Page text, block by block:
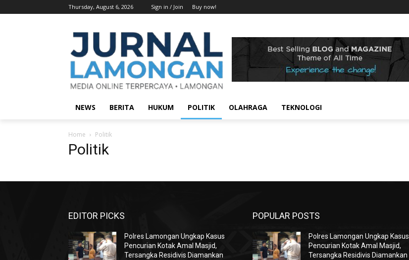
Thursday, August 6, 2026 Sign in / Join Buy now!
NEWS BERITA HUKUM POLITIK OLAHRAGA TEKNOLOGI
Home Politik
Politik
EDITOR PICKS
Polres Lamongan Ungkap Kasus
Pencurian Kotak Amal Masjid,
Tersangka Residivis Diamankan
POPULAR POSTS
Polres Lamongan Ungkap Kasus
Pencurian Kotak Amal Masjid,
Tersangka Residivis Diamankan